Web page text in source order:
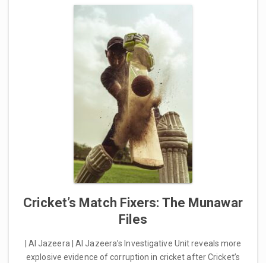
Cricket’s Match Fixers: The Munawar
Files
| Al Jazeera | Al Jazeera’s Investigative Unit reveals more
explosive evidence of corruption in cricket after Cricket’s